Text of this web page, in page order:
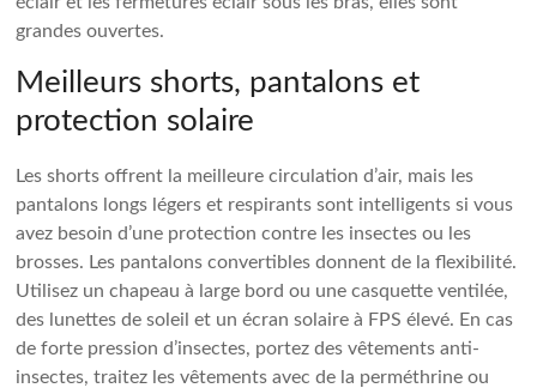
grandes ouvertes.
Meilleurs shorts, pantalons et
protection solaire
Les shorts offrent la meilleure circulation d’air, mais les
pantalons longs légers et respirants sont intelligents si vous
avez besoin d’une protection contre les insectes ou les
brosses. Les pantalons convertibles donnent de la flexibilité.
Utilisez un chapeau à large bord ou une casquette ventilée,
des lunettes de soleil et un écran solaire à FPS élevé. En cas
de forte pression d’insectes, portez des vêtements anti-
insectes, traitez les vêtements avec de la perméthrine ou